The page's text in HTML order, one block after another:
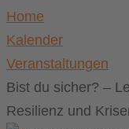
Home
Kalender
Veranstaltungen
Bist du sicher? –
Resilienz und